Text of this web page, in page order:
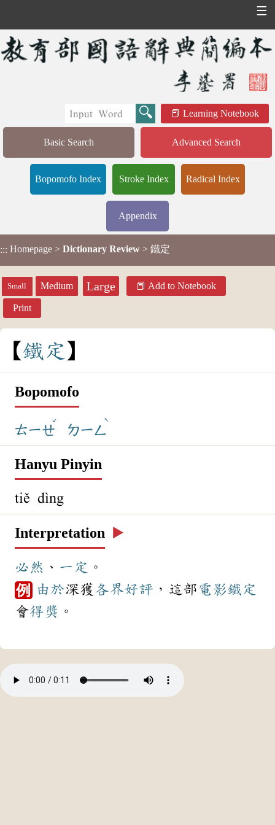
☰
Learning Notebook
Basic Search Advanced Search
Bopomofo Index Stroke Index Radical Index
Appendix
::: Homepage > Dictionary Review > 鐵定
Small Medium Large Add to Notebook
Print
鐵 定
Bopomofo
ㄊㄧㄝ
ˇ
ㄉㄧㄥ
ˋ
Hanyu Pinyin
tiě dìng
Interpretation ▶️
必然 、 一定 。
例 由於深獲 各界好評 ，這部 電影鐵定
會得獎 。